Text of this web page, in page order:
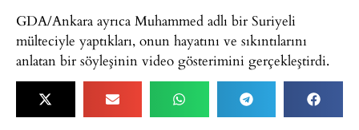
GDA/Ankara ayrıca Muhammed adlı bir Suriyeli
mülteciyle yaptıkları, onun hayatını ve sıkıntılarını
anlatan bir söyleşinin video gösterimini gerçekleştirdi.